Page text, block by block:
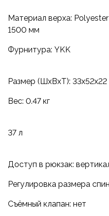
Материал верха:
1500 мм
Фурнитура: YKK
Размер (ШxВxТ): 33x52x22
Вес: 0.47 кг
37 л
Доступ в рюкзак:
Регулировка размера
Съёмный клапан: нет